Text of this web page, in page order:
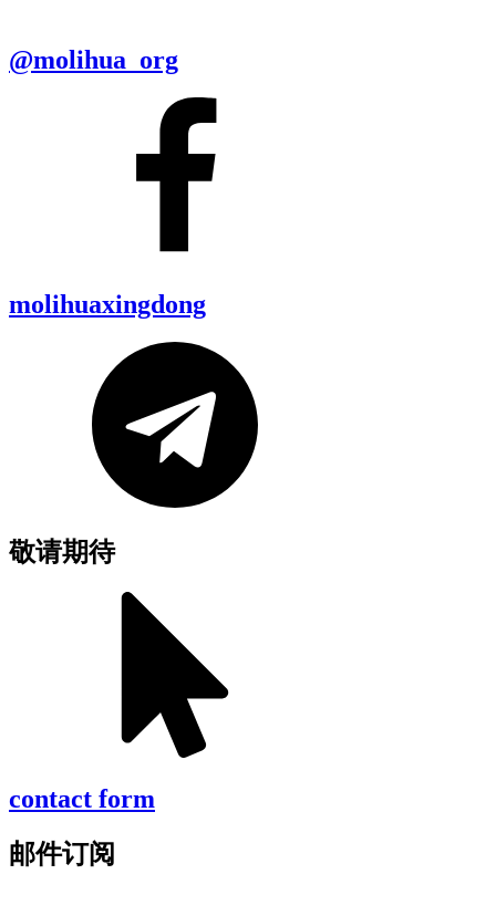
@molihua_org
molihuaxingdong
敬请期待
contact form
邮件订阅